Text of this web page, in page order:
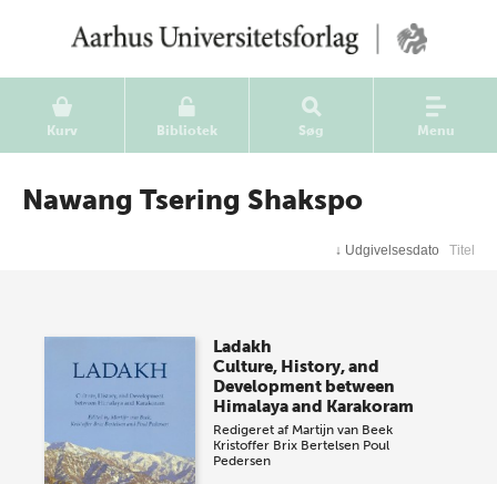
Kurv Bibliotek Søg Menu
Nawang Tsering Shakspo
↓ Udgivelsesdato Titel
Ladakh
Culture, History, and
Development between
Himalaya and Karakoram
Redigeret af Martijn van Beek
Kristoffer Brix Bertelsen Poul
Pedersen